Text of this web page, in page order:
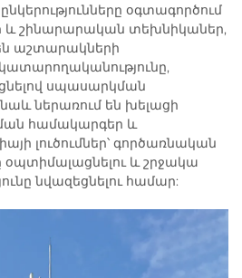
օգտագործում
և շինարարական տեխնիկաներ,
աշտարակների
կատարողականությունը,
սպասարկման
ներառում են խելացի
համակարգեր և
լուծումներ՝ գործառնական
օպտիմալացնելու և շրջակա
նվազեցնելու համար: